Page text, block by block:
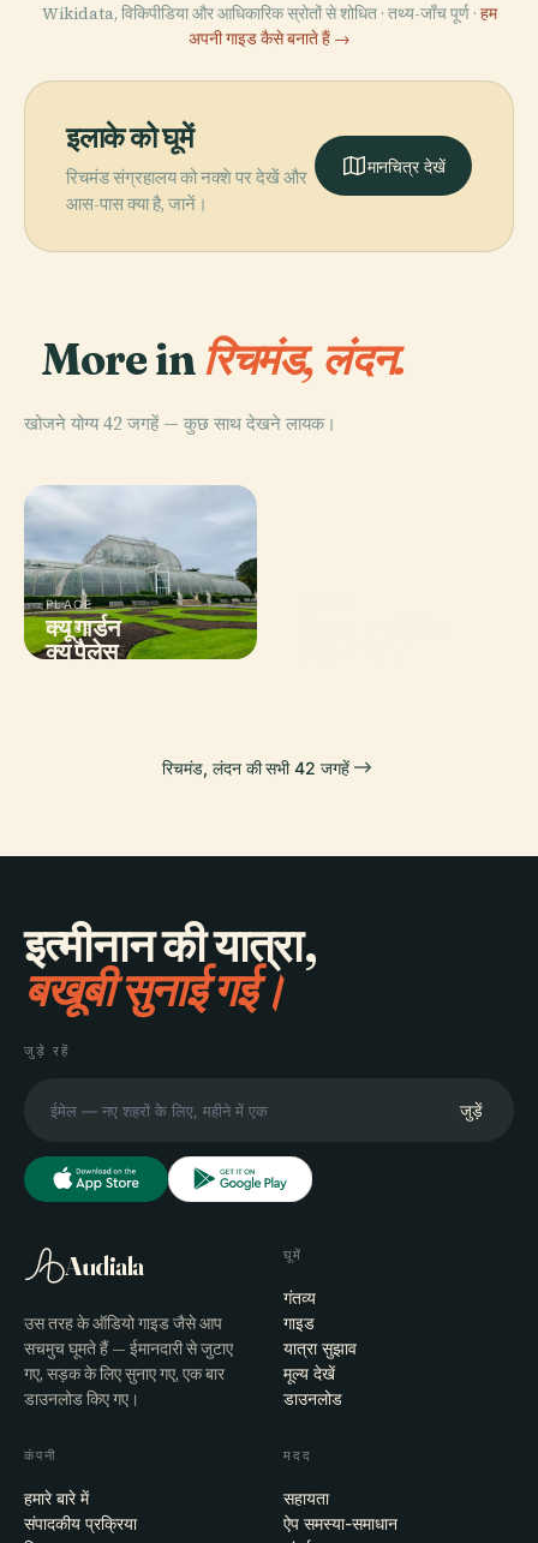
Wikidata, विकिपीडिया और आधिकारिक स्रोतों से शोधित · तथ्य-जाँच पूर्ण · हम
अपनी गाइड कैसे बनाते हैं →
इलाके को घूमें
रिचमंड संग्रहालय को नक्शे पर देखें और
आस-पास क्या है, जानें।
मानचित्र देखें
More in रिचमंड, लंदन.
खोजने योग्य 42 जगहें — कुछ साथ देखने लायक।
PLACE
क्यू गार्डन
PLACE
क्यू पैलेस
रिचमंड, लंदन की सभी 42 जगहें
इत्मीनान की यात्रा,
बखूबी सुनाई गई।
जुड़े रहें
जुड़ें
Audiala
उस तरह के ऑडियो गाइड जैसे आप
सचमुच घूमते हैं — ईमानदारी से जुटाए
गए, सड़क के लिए सुनाए गए, एक बार
डाउनलोड किए गए।
घूमें
गंतव्य
गाइड
यात्रा सुझाव
मूल्य देखें
डाउनलोड
कंपनी
हमारे बारे में
संपादकीय प्रक्रिया
मदद
सहायता
ऐप समस्या-समाधान